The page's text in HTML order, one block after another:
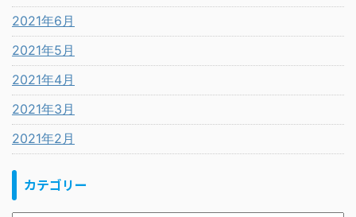
2021年6月
2021年5月
2021年4月
2021年3月
2021年2月
カテゴリー